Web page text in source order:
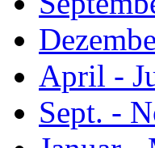
April -
Sept. -